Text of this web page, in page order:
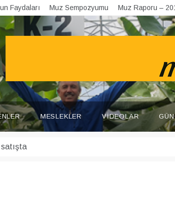
Faydaları Muz Sempozyumu Muz Raporu –
MESLEKLER VIDEOLAR